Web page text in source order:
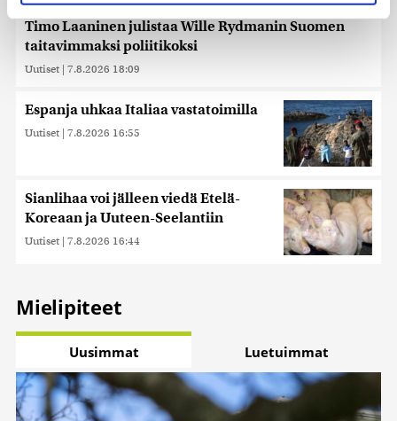
evästeilmoituksessa.
Käytämme evästeitä tarjoamamme sisällön ja mainosten
räätälöimiseen, sosiaalisen median ominaisuuksien
jaamme sosiaalisen median, mainosalan ja analytiikka-
alan kumppaneillemme tietoja siitä, miten käytät
sivustoamme. Kumppanimme voivat yhdistää näitä
tietoja muihin tietoihin, joita olet antanut heille tai joita on
saatetaan myös siirtää ulkomaille.
Timo Laaninen julistaa Wille Rydmanin Suomen
taitavimmaksi poliitikoksi
Uutiset | 7.8.2026 18:09
Espanja uhkaa Italiaa vastatoimilla
Uutiset | 7.8.2026 16:55
Sianlihaa voi jälleen viedä Etelä-
Koreaan ja Uuteen-Seelantiin
Uutiset | 7.8.2026 16:44
Mielipiteet
Uusimmat Luetuimmat